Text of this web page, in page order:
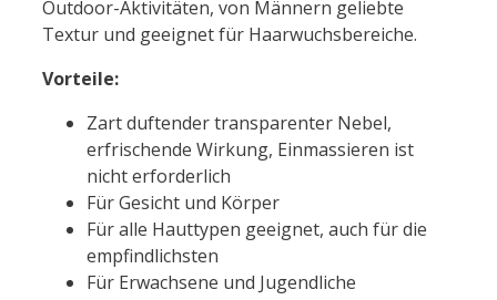
Outdoor-Aktivitäten, von Männern geliebte
Textur und geeignet für Haarwuchsbereiche.
Vorteile:
Zart duftender transparenter Nebel,
erfrischende Wirkung, Einmassieren ist
nicht erforderlich
Für Gesicht und Körper
Für alle Hauttypen geeignet, auch für die
empfindlichsten
Für Erwachsene und Jugendliche